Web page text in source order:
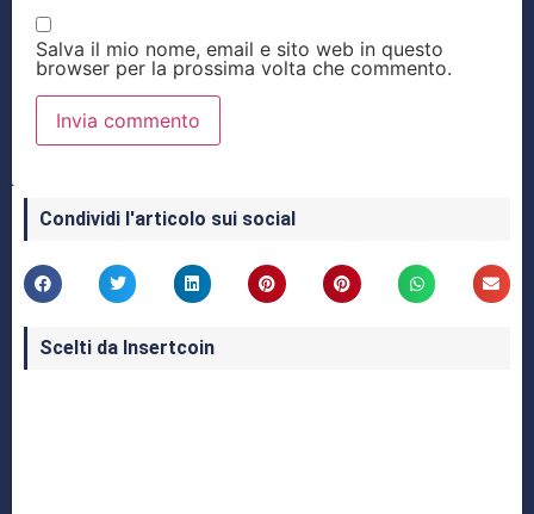
Salva il mio nome, email e sito web in questo
browser per la prossima volta che commento.
Condividi l'articolo sui social
Scelti da Insertcoin